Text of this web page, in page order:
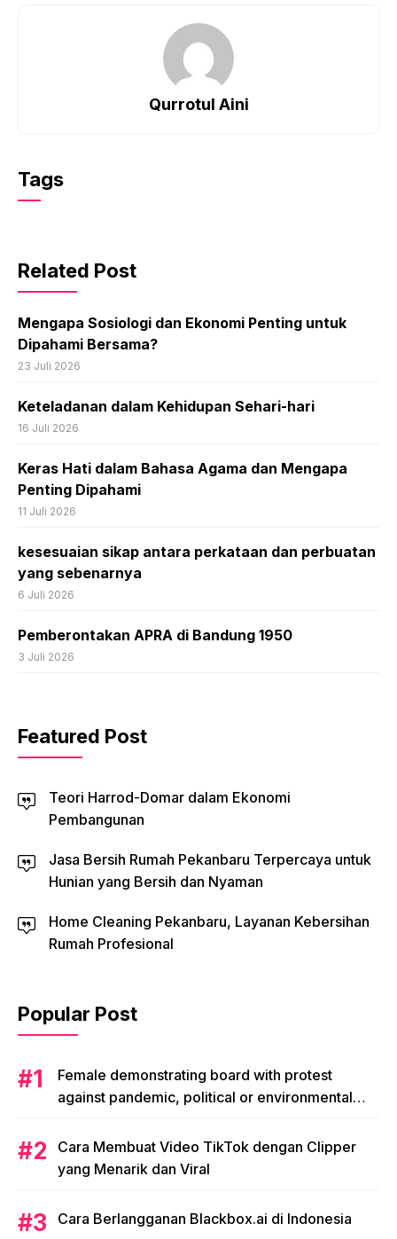
Qurrotul Aini
Tags
Related Post
Mengapa Sosiologi dan Ekonomi Penting untuk
Dipahami Bersama?
23 Juli 2026
Keteladanan dalam Kehidupan Sehari-hari
16 Juli 2026
Keras Hati dalam Bahasa Agama dan Mengapa
Penting Dipahami
11 Juli 2026
kesesuaian sikap antara perkataan dan perbuatan
yang sebenarnya
6 Juli 2026
Pemberontakan APRA di Bandung 1950
3 Juli 2026
Featured Post
Teori Harrod-Domar dalam Ekonomi
Pembangunan
Jasa Bersih Rumah Pekanbaru Terpercaya untuk
Hunian yang Bersih dan Nyaman
Home Cleaning Pekanbaru, Layanan Kebersihan
Rumah Profesional
Popular Post
Female demonstrating board with protest
against pandemic, political or environmental
Cara Membuat Video TikTok dengan Clipper
yang Menarik dan Viral
Cara Berlangganan Blackbox.ai di Indonesia